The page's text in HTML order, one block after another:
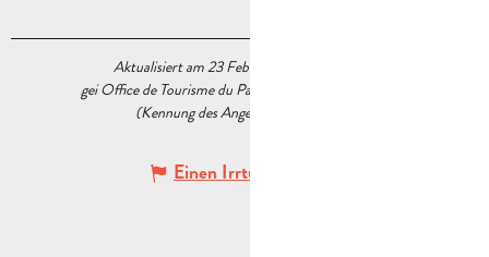
Aktualisiert am 23 Februar 2026 Um 14:20
gei Office de Tourisme du Pays d’Aubagne et de l’Étoile
(Kennung des Angebots :
Einen Irrtum angeben